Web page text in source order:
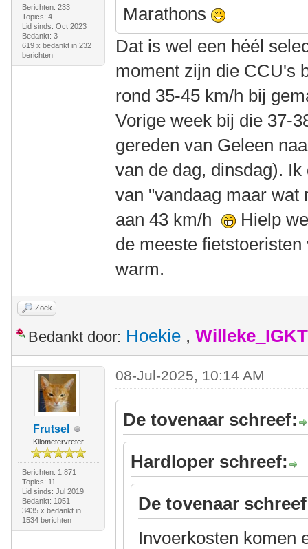
Berichten: 233
Topics: 4
Lid sinds: Oct 2023
Bedankt: 3
619 x bedankt in 232
berichten
Marathons
Dat is wel een héél
moment zijn die CCU's
rond 35-45 km/h bij
Vorige week bij die 37-
gereden van Geleen
van de dag, dinsdag).
van "vandaag maar wat
aan 43 km/h
Hielp
de meeste
warm.
Zoek
Bedankt door: Hoekie , Willeke_IGKT
Frutsel
Kilometervreter
Berichten: 1.871
Topics: 11
Lid sinds: Jul 2019
Bedankt: 1051
3435 x bedankt in
1534 berichten
08-Jul-2025, 10:14 AM
De tovenaar schreef:
Hardloper schreef:
De tovenaar
Invoerkosten komen